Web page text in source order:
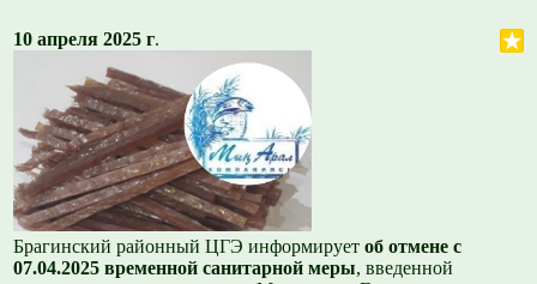
10 апреля 2025 г.
Брагинский районный ЦГЭ информируетоб отмене с
07.04.2025 временной санитарной меры, введенной